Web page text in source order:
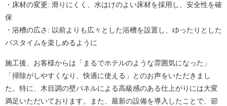
・床材の変更: 滑りにくく、水はけのよい床材を採用し、安全性を確
保
・浴槽の広さ: 以前よりも広々とした浴槽を設置し、ゆったりとした
バスタイムを楽しめるように
施工後、お客様からは「まるでホテルのような雰囲気になった」
「掃除がしやすくなり、快適に使える」とのお声をいただきまし
た。特に、木目調の壁パネルによる高級感のある仕上がりには大変
満足いただいております。
また、最新の設備を導入したことで、節